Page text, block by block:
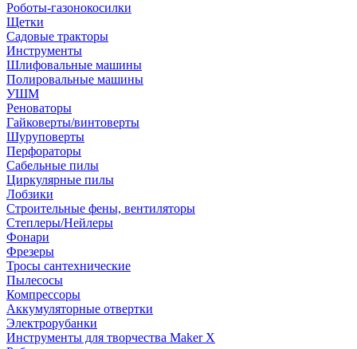
Роботы-газонокосилки
Щетки
Садовые тракторы
Инструменты
Шлифовальные машины
Полировальные машины
УШМ
Реноваторы
Гайковерты/винтоверты
Шуруповерты
Перфораторы
Сабельные пилы
Циркулярные пилы
Лобзики
Строительные фены, вентиляторы
Степлеры/Нейлеры
Фонари
Фрезеры
Тросы сантехнические
Пылесосы
Компрессоры
Аккумуляторные отвертки
Электрорубанки
Инструменты для творчества Maker X